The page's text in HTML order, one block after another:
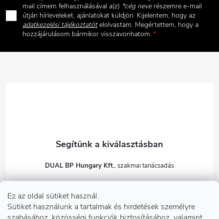
Ez az oldal sütiket használ.
Sütiket használunk a tartalmak és hirdetések személyre
b
é
mail címem felhasználásával a(z) *cég neverészemre e-mail
útján hírleveleket, ajánlatokat küldjön. Kijelentem, hogy az
adatkezelési tájékoztatót elolvastam. Megértettem, hogy a
hozzájárulásom bármikor visszavonhatom.
DUAL BP Hungary Kft.
dualbp.hu